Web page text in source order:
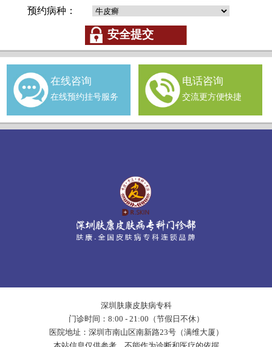
预约病种：
在线咨询
在线预约挂号服务
电话咨询
交流更方便快捷
深圳肤康皮肤病专科
门诊时间：8:00 - 21:00（节假日不休）
医院地址：深圳市南山区南新路23号（满维大厦）